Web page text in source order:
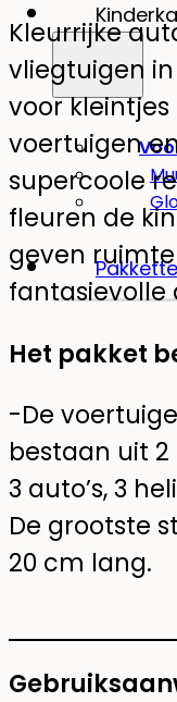
Kleurrijke
vliegtuigen
voor
voertuigen
supercoole
fleuren de
geven
fantasievolle
Het pakket
-De
bestaan uit
3 auto’s, 3
De grootste
20 cm lang.